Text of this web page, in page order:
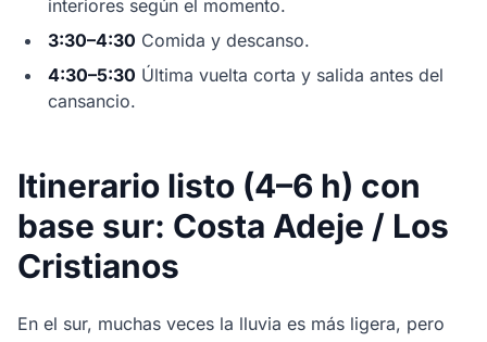
interiores según el momento.
3:30–4:30 Comida y descanso.
4:30–5:30 Última vuelta corta y salida antes del
cansancio.
Itinerario listo (4–6 h) con
base sur: Costa Adeje / Los
Cristianos
En el sur, muchas veces la lluvia es más ligera, pero